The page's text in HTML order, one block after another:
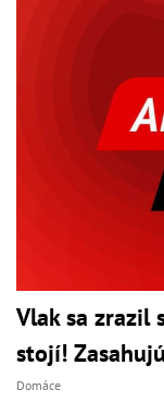
Vlak sa zrazil
stojí!
Domáce